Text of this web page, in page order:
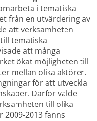
i tematiska
från en utvärdering av
att verksamheten
tematiska
att många
ökat möjligheten till
mellan olika aktörer.
för att utveckla
Därför valde
till olika
2013 fanns